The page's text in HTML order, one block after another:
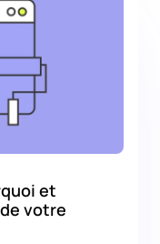
et
votre